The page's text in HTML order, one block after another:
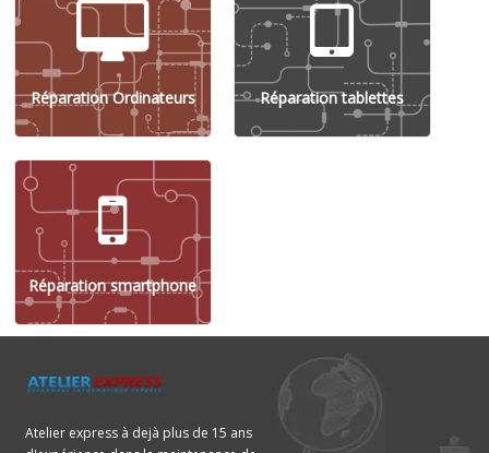
Réparation Ordinateurs Réparation tablettes
Réparation smartphone
Atelier express à dejà plus de 15 ans